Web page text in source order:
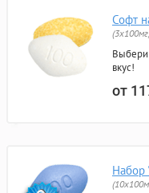
Софт
Выбери
вкус!
от
Набор